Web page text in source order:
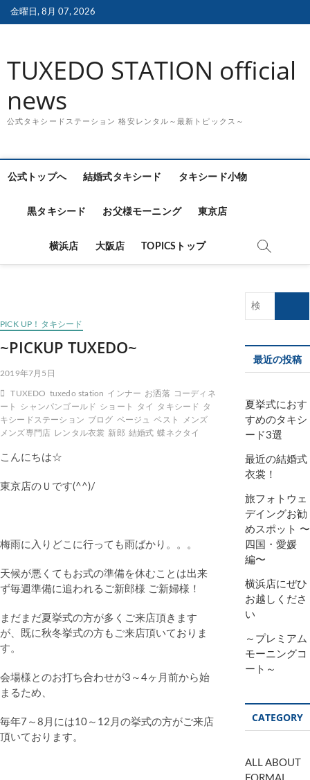
Skip
to
金曜日, 8月 07, 2026
TUXEDO STATION official
news
公式タキシードステーション 格安レンタル～最新トピックス～
公式トップへ 結婚式タキシード タキシード小物
黒タキシード お父様モーニング 東京店
横浜店 大阪店 TOPICSトップ
PICK UP！タキシード
~PICKUP TUXEDO~
2019年7月5日
TUXEDO tuxedo station インナー お洒落
コーディネ
ート
シャンパンゴールド ショート タイ タキシード
タ
キシードステーション ブログ ベージュ ベスト
メンズ
メンズ専門店 レンタル衣裳 新郎 結婚式 蝶ネクタイ
こんにちは☆
東京店のＵです(^^)/
梅雨に入りどこに行っても雨ばかり。。。
天候が悪くてもお式の準備を休むことは出来
ず毎週準備に追われるご新郎様 ご新婦様！
まだまだ夏挙式の方が多くご来店頂きます
が、既に秋冬挙式の方もご来店頂いておりま
す。
会場様とのお打ち合わせが3～4ヶ月前から始
まるため、
毎年7～8月には10～12月の挙式の方がご来店
頂いております。
最近の投稿
夏挙式におす
すめのタキシ
ード3選
最近の結婚式
衣裳！
旅フォトウェ
デイングお勧
めスポット 〜
四国・愛媛
編〜
横浜店にぜひ
お越しくださ
い
～プレミアム
モーニングコ
ート～
CATEGORY
ALL ABOUT